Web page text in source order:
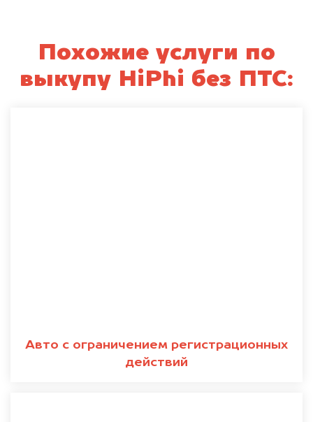
Похожие услуги по
выкупу HiPhi без ПТС:
Авто с ограничением регистрационных
действий